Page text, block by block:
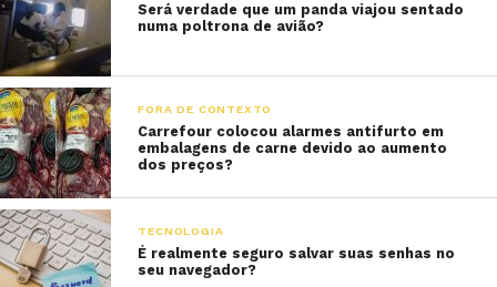
Será verdade que um panda viajou sentado
numa poltrona de avião?
FORA DE CONTEXTO
Carrefour colocou alarmes antifurto em
embalagens de carne devido ao aumento
dos preços?
TECNOLOGIA
É realmente seguro salvar suas senhas no
seu navegador?